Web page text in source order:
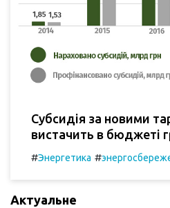
Субсидія за новими
вистачить в бюджеті
#Энергетика #
Актуальне